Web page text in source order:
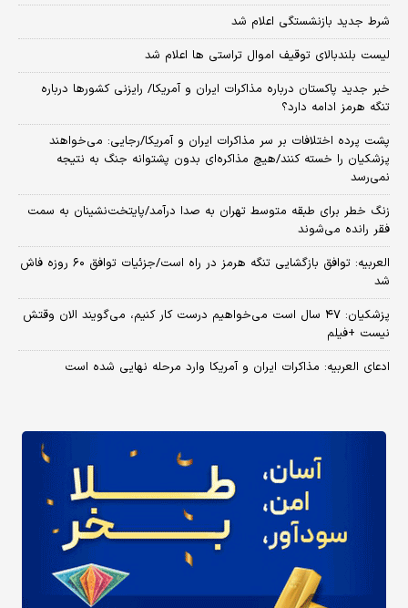
شرط جدید بازنشستگی اعلام شد
لیست بلندبالای توقیف اموال تراستی ها اعلام شد
خبر جدید پاکستان درباره مذاکرات ایران و آمریکا/ رایزنی کشورها درباره
تنگه هرمز ادامه دارد؟
پشت پرده اختلافات بر سر مذاکرات ایران و آمریکا/رجایی: می‌خواهند
پزشکیان را خسته کنند/هیچ مذاکره‌ای بدون پشتوانه جنگ به نتیجه
نمی‌رسد
زنگ خطر برای طبقه متوسط تهران به صدا درآمد/پایتخت‌نشینان به سمت
فقر رانده می‌شوند
العربیه: توافق بازگشایی تنگه هرمز در راه است/جزئیات توافق ۶۰ روزه فاش
شد
پزشکیان: ۴۷ سال است می‌خواهیم درست کار کنیم، می‌گویند الان وقتش
نیست +فیلم
ادعای العربیه: مذاکرات ایران و آمریکا وارد مرحله نهایی شده است